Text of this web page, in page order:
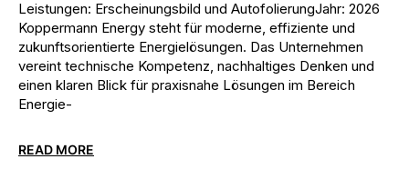
Leistungen: Erscheinungsbild und AutofolierungJahr: 2026
Koppermann Energy steht für moderne, effiziente und
zukunftsorientierte Energielösungen. Das Unternehmen
vereint technische Kompetenz, nachhaltiges Denken und
einen klaren Blick für praxisnahe Lösungen im Bereich
Energie-
READ MORE